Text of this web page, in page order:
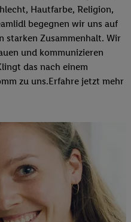
Hautfarbe, Religion,
begegnen wir uns auf
starken Zusammenhalt. Wir
und kommunizieren
das nach einem
zu uns.​Erfahre jetzt mehr